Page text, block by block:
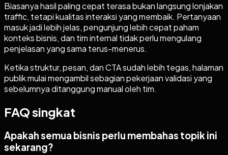
Biasanya hasil paling cepat terasa bukan langsung lonjakan
traffic, tetapi kualitas interaksi yang membaik. Pertanyaan
masuk jadi lebih jelas, pengunjung lebih cepat paham
konteks bisnis, dan tim internal tidak perlu mengulang
penjelasan yang sama terus-menerus.
Ketika struktur, pesan, dan CTA sudah lebih tegas, halaman
publik mulai mengambil sebagian pekerjaan validasi yang
sebelumnya ditanggung manual oleh tim.
FAQ singkat
Apakah semua bisnis perlu membahas topik ini
sekarang?